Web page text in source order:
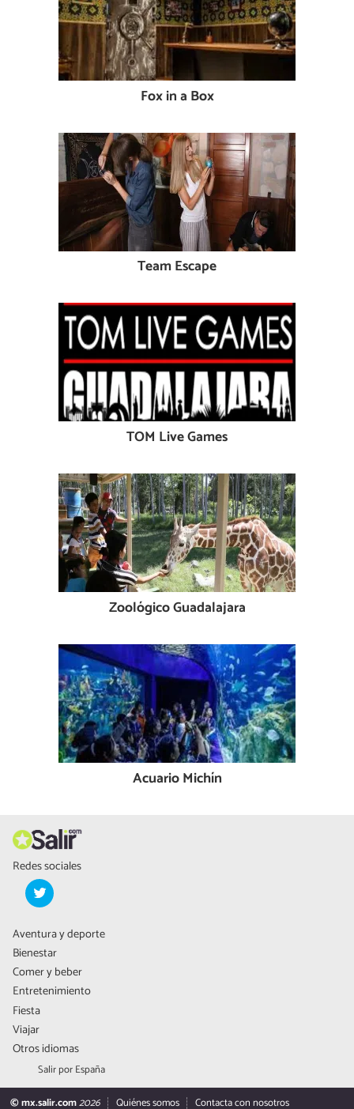
Fox in a Box
Team Escape
TOM Live Games
Zoológico Guadalajara
Acuario Michín
Redes sociales
Aventura y deporte
Bienestar
Comer y beber
Entretenimiento
Fiesta
Viajar
Otros idiomas
Salir por España
© mx.salir.com2026 Quiénes somos Contacta con nosotros